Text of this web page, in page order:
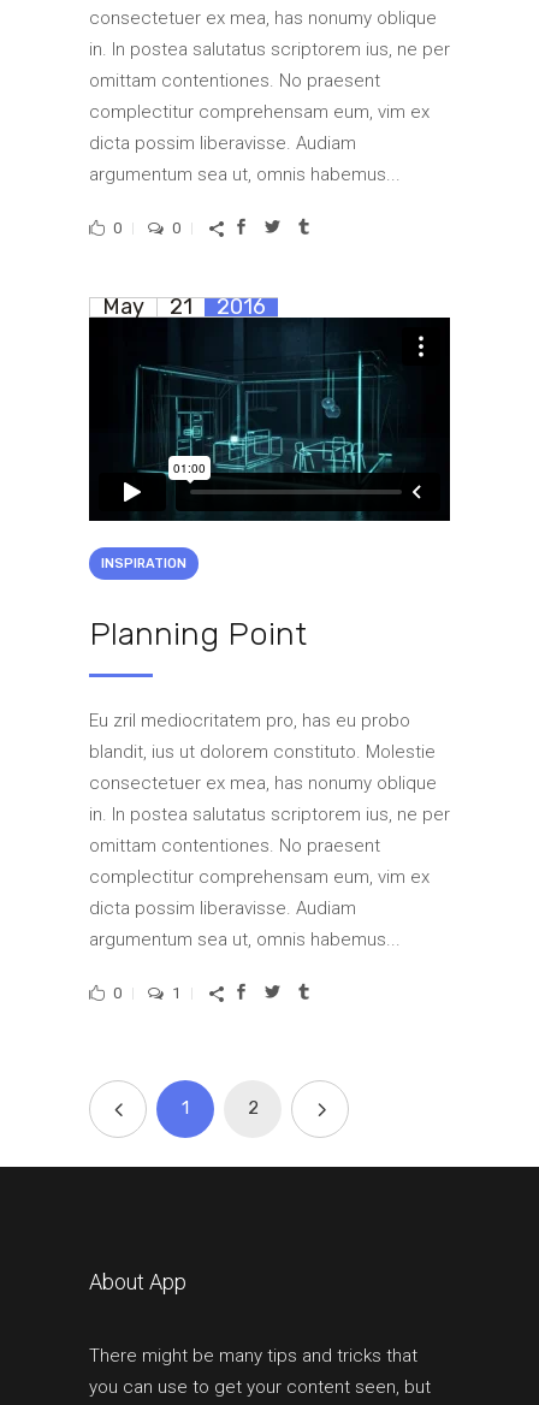
consectetuer ex mea, has nonumy oblique
in. In postea salutatus scriptorem ius, ne per
omittam contentiones. No praesent
complectitur comprehensam eum, vim ex
dicta possim liberavisse. Audiam
argumentum sea ut, omnis habemus...
0 0
May 21 2016
INSPIRATION
Planning Point
Eu zril mediocritatem pro, has eu probo
blandit, ius ut dolorem constituto. Molestie
consectetuer ex mea, has nonumy oblique
in. In postea salutatus scriptorem ius, ne per
omittam contentiones. No praesent
complectitur comprehensam eum, vim ex
dicta possim liberavisse. Audiam
argumentum sea ut, omnis habemus...
0 1
1 2
About App
There might be many tips and tricks that
you can use to get your content seen, but